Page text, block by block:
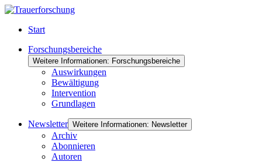
Start
Forschungsbereiche
Weitere Informationen: Forschungsbereiche
Auswirkungen
Bewältigung
Intervention
Grundlagen
Newsletter Weitere Informationen: Newsletter
Archiv
Abonnieren
Autoren